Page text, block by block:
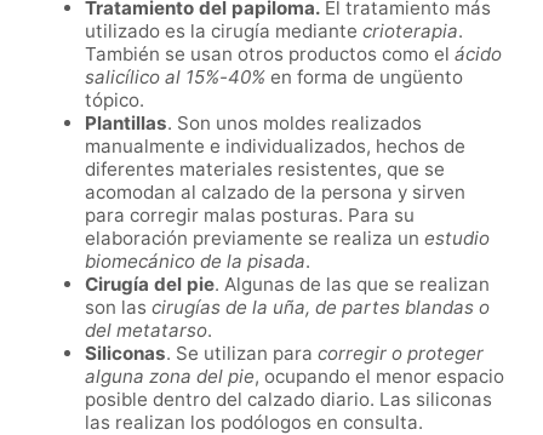
Tratamiento del papiloma. El tratamiento más
utilizado es la cirugía mediante crioterapia.
También se usan otros productos como el ácido
salicílico al 15%-40% en forma de ungüento
tópico.
Plantillas. Son unos moldes realizados
manualmente e individualizados, hechos de
diferentes materiales resistentes, que se
acomodan al calzado de la persona y sirven
para corregir malas posturas. Para su
elaboración previamente se realiza un estudio
biomecánico de la pisada.
Cirugía del pie. Algunas de las que se realizan
son las cirugías de la uña, de partes blandas o
del metatarso.
Siliconas. Se utilizan para corregir o proteger
alguna zona del pie, ocupando el menor espacio
posible dentro del calzado diario. Las siliconas
las realizan los podólogos en consulta.